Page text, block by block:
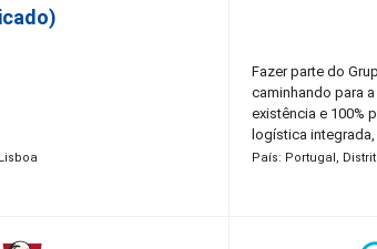
Fazer parte do
caminhando para
existência e 100%
logística
Constituído por
celebramos a
País: Portugal,